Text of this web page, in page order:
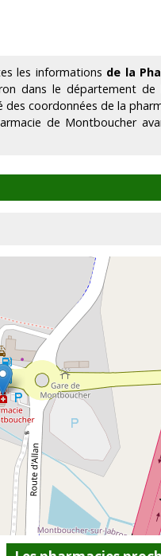
les informations de la
dans le département
des coordonnées de la
de Montboucher